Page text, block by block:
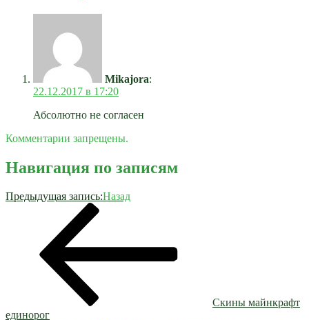
Mikajora:
22.12.2017 в 17:20
Абсолютно не согласен
Комментарии запрещены.
Навигация по записям
Предыдущая запись:Назад
Скины майнкрафт
единорог